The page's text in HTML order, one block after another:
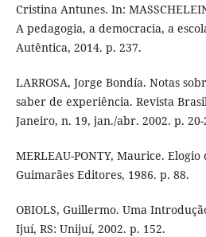
Cristina Antunes. In:
A pedagogia, a democracia, a
Autêntica, 2014. p. 237.
LARROSA, Jorge Bondía. Notas
saber de experiência. Revista
Janeiro, n. 19, jan./abr. 2002. p. 20-
MERLEAU-PONTY, Maurice.
Guimarães Editores, 1986. p. 88.
OBIOLS, Guillermo. Uma
Ijuí, RS: Unijuí, 2002. p. 152.